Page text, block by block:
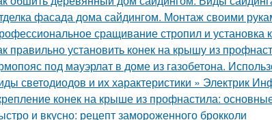
фасада дома сайдингом. Монтаж своими
сращивание стропил и установка
правильно установить конек на крышу из
под мауэрлат в доме из газобетона.
светодиодов и их характеристики » Электрик
конек на крыше из профнастила:
и вкусно: рецепт замороженного брокколи